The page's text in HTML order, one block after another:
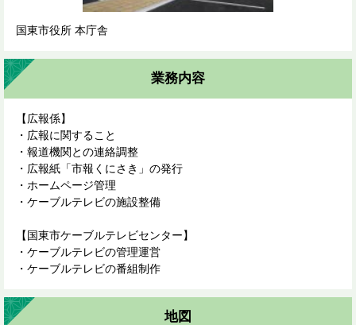
国東市役所 本庁舎
業務内容
【広報係】
・広報に関すること
・報道機関との連絡調整
・広報紙「市報くにさき」の発行
・ホームページ管理
・ケーブルテレビの施設整備
【国東市ケーブルテレビセンター】
・ケーブルテレビの管理運営
・ケーブルテレビの番組制作
地図